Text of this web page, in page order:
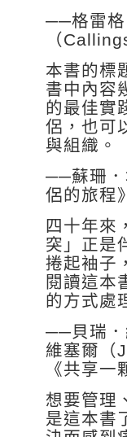
──格雷
（
本書的標
書中內容
的最佳實
侶，也可
與組織。
──蘇珊
侶的旅程
四十年來
突」正是
捲起袖子
閱讀這本
的方式處
──貝瑞．
維塞爾（
《共享一
想要管理
是這本書